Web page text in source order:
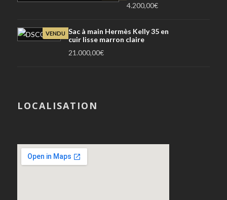
4.200,00€
VENDU Sac à main Hermès Kelly 35 en
cuir lisse marron claire
21.000,00€
LOCALISATION